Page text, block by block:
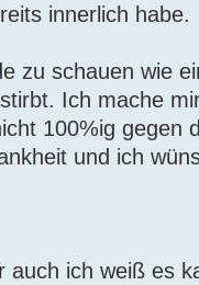
innerlich habe.
zu schauen wie
Ich mache
100%ig gegen
und ich
auch ich weiß es